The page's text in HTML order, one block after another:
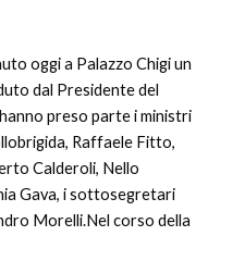
oggi a Palazzo Chigi un
dal Presidente del
preso parte i ministri
Raffaele Fitto,
Calderoli, Nello
Gava, i sottosegretari
Morelli.Nel corso della